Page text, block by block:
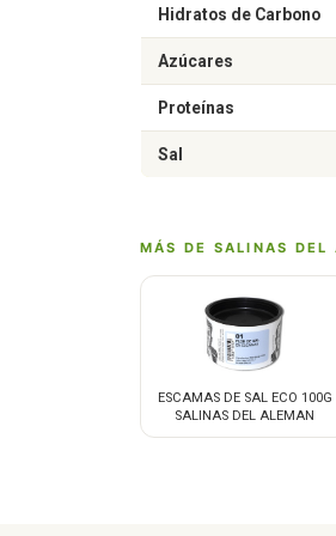
Hidratos de Carbono
Azúcares
Proteínas
Sal
MÁS DE SALINAS DEL
ESCAMAS DE SAL ECO 100G
SALINAS DEL ALEMAN